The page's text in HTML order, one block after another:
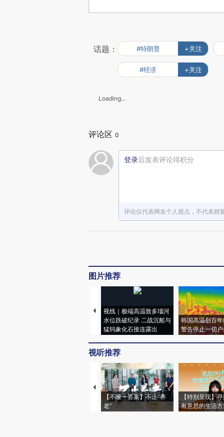
话题： #特朗普 +关注
#经济 +关注
Loading...
评论区 0
登录后发表评论得积分
评论仅代表网友个人观点，不代表财
图片推荐
视线｜极端高温致多瑙河
水位跌破纪录 二战沉船与
猛犸象化石接连露出
韩国高温创百
警告停止一切
视听推荐
【不唯一答案】不止“养
老”
【特别呈现】
有意思的生活方